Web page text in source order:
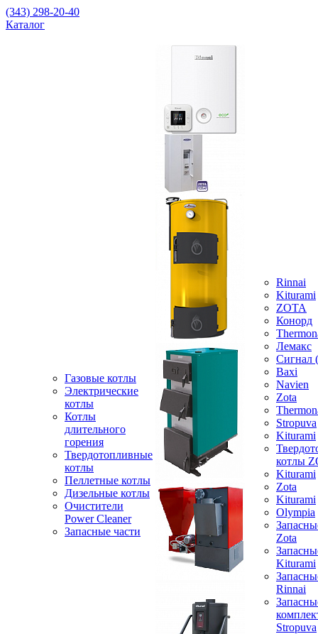
(343) 298-20-40
Каталог
Газовые котлы
Электрические
котлы
Котлы
длительного
горения
Твердотопливные
котлы
Пеллетные котлы
Дизельные котлы
Очистители
Power Cleaner
Запасные части
Rinnai
Kiturami
ZOTA
Конорд
Лемакс
Baxi
Navien
Zota
Stropuva
Kiturami
котлы
Kiturami
Zota
Kiturami
Olympia
Zota
Kiturami
Rinnai
Stropuva